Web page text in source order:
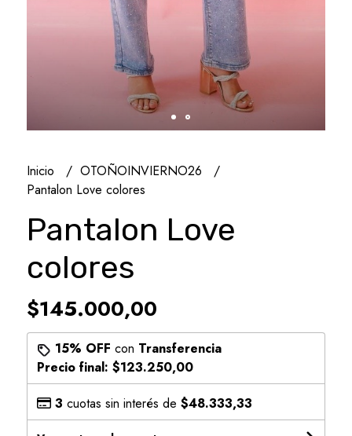
Inicio
OTOÑOINVIERNO26
Pantalon Love colores
Pantalon Love
colores
$145.000,00
15% OFF con Transferencia
Precio final: $123.250,00
3 cuotas sin interés de $48.333,33